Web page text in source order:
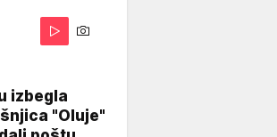
izbegla
"Oluje"